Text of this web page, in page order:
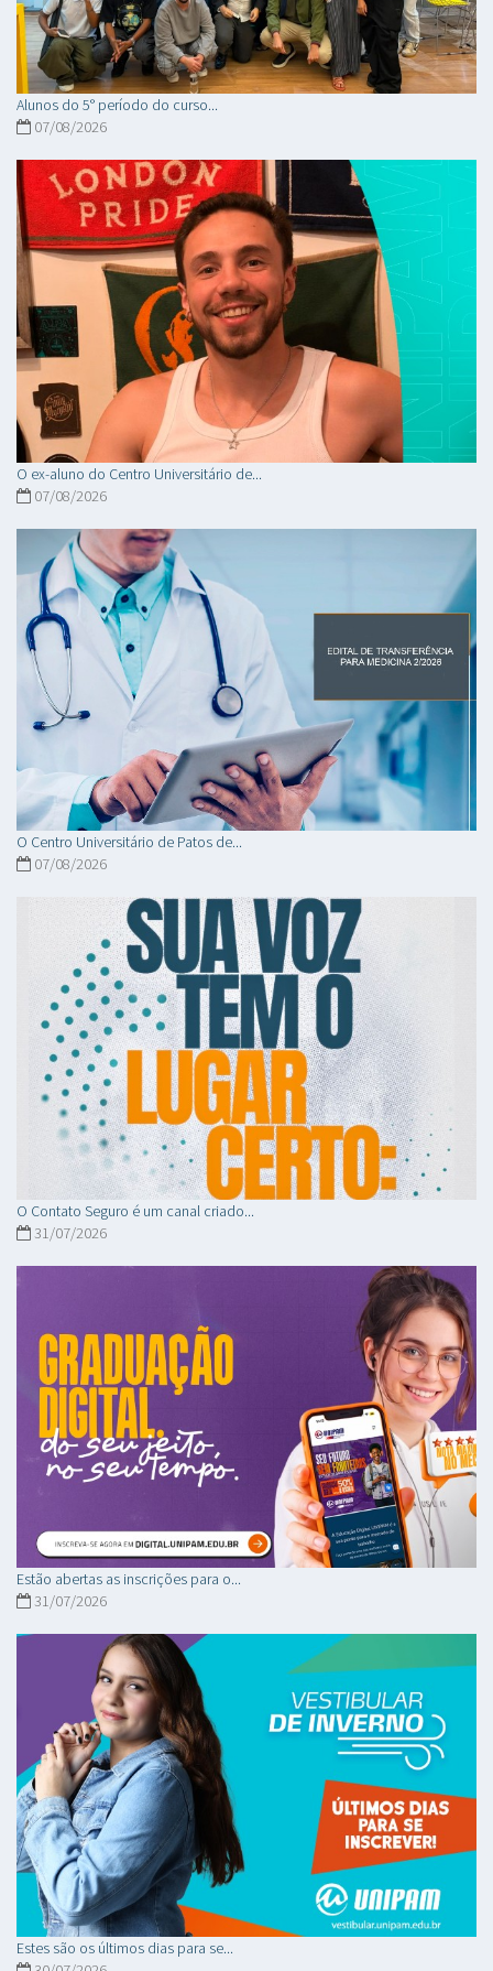
Alunos do 5° período do curso...
07/08/2026
O ex-aluno do Centro Universitário de...
07/08/2026
O Centro Universitário de Patos de...
07/08/2026
O Contato Seguro é um canal criado...
31/07/2026
Estão abertas as inscrições para o...
31/07/2026
Estes são os últimos dias para se...